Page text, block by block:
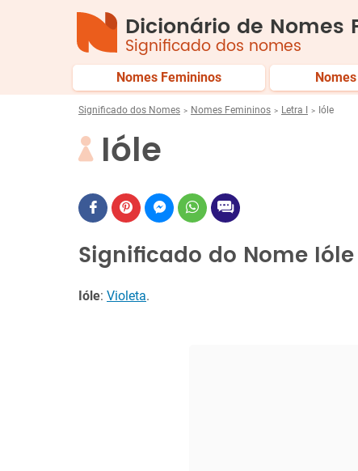
Dicionário de Nomes
Significado dos nomes
Nomes Femininos
Significado dos Nomes Nomes Femininos Letra I Ióle
Ióle
Significado do Nome Ióle
Ióle: Violeta.